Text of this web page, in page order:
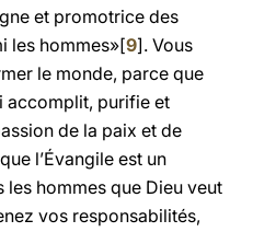
et promotrice des
les hommes»[9]. Vous
le monde, parce que
accomplit, purifie et
de la paix et de
l’Évangile est un
hommes que Dieu veut
vos responsabilités,